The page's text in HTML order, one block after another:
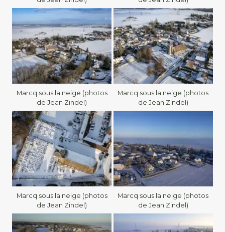
Marcq sous la neige (photos
de Jean Zindel)
Marcq sous la neige (photos
de Jean Zindel)
Marcq sous la neige (photos
de Jean Zindel)
Marcq sous la neige (photos
de Jean Zindel)